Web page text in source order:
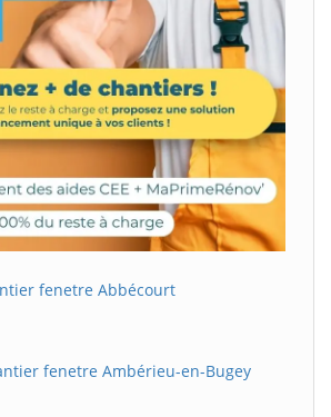
fenetre Abbécourt
fenetre Ambérieu-en-Bugey